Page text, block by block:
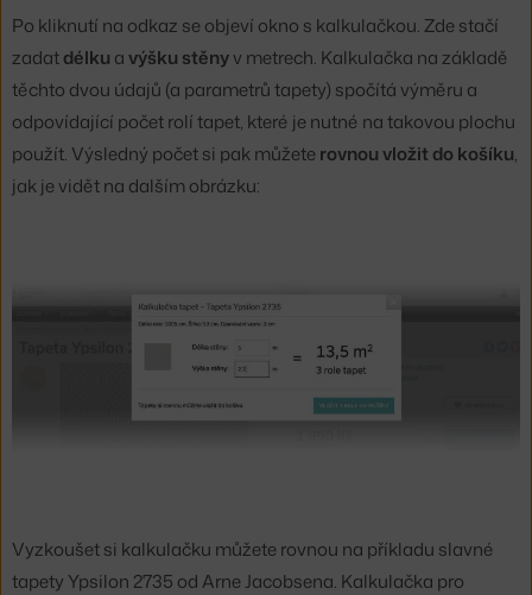
Po kliknutí na odkaz se objeví okno s kalkulačkou. Zde stačí
zadatdélku avýšku stěnyv metrech. Kalkulačka na základě
těchto dvou údajů (a parametrů tapety) spočítá výměru a
odpovídající počet rolí tapet, které je nutné na takovou plochu
použít. Výsledný počet si pak můžeterovnou vložit do košíku,
jak je vidět na dalším obrázku:
Vyzkoušet si kalkulačku můžete rovnou na příkladu slavné
tapety Ypsilon 2735 od Arne Jacobsena. Kalkulačka pro